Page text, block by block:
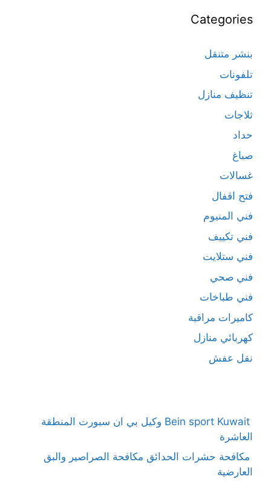
Categories
بنشر متنقل
تلفونات
تنظيف منازل
ثلاجات
حداد
صباغ
غسالات
فتح اقفال
فني المنيوم
فني تكييف
فني ستلايت
فني صحي
فني طباخات
كاميرات مراقبة
كهربائي منازل
نقل عفش
Bein sport Kuwait وكيل بي ان سبورت المنطقة
العاشرة
مكافحة حشرات الحدائق مكافحة الصراصير والبق
العارضية